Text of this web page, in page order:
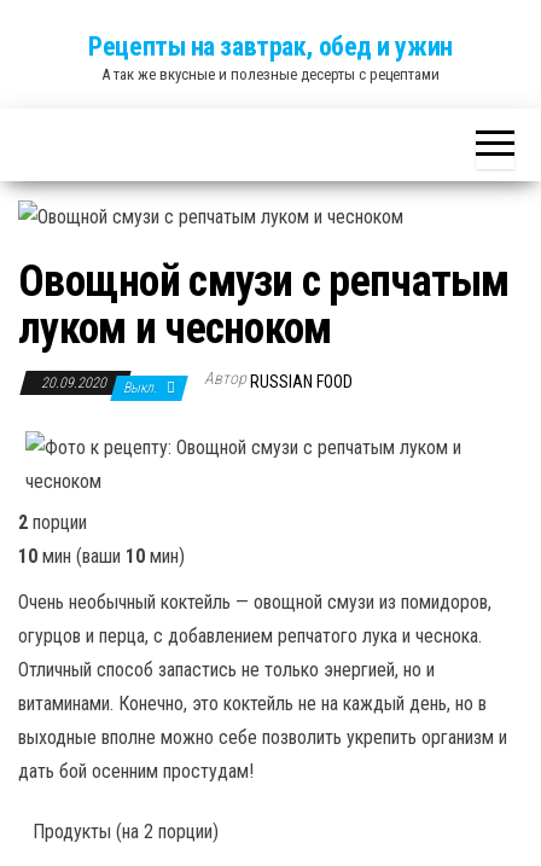
Рецепты на завтрак, обед и ужин
А так же вкусные и полезные десерты с рецептами
Овощной смузи с репчатым
луком и чесноком
20.09.2020 Выкл. Автор RUSSIAN FOOD
2 порции
10 мин (ваши 10 мин)
Очень необычный коктейль — овощной смузи из помидоров,
огурцов и перца, с добавлением репчатого лука и чеснока.
Отличный способ запастись не только энергией, но и
витаминами. Конечно, это коктейль не на каждый день, но в
выходные вполне можно себе позволить укрепить организм и
дать бой осенним простудам!
Продукты (на 2 порции)